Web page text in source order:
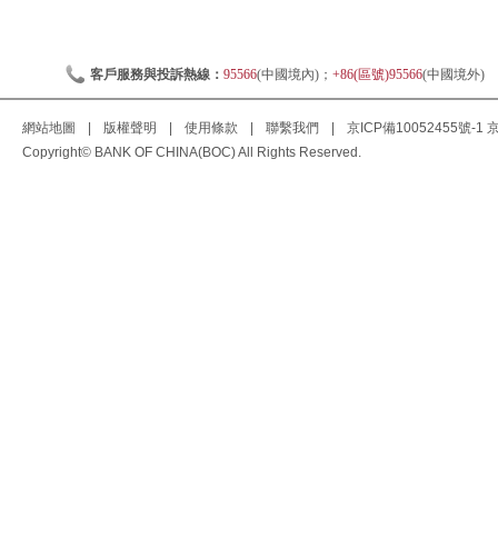
客戶服務與投訴熱線： 95566(中國境內)； +86(區號)95566(中國境外)
網站地圖 版權聲明 使用條款 聯繫我們 京ICP備10052455號-1
Copyright© BANK OF CHINA(BOC) All Rights Reserved.